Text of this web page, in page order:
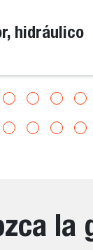
hidráulico
la